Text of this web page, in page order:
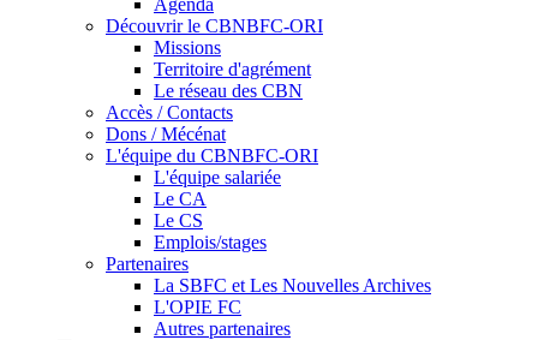
Découvrir le CBNBFC-ORI
Missions
Territoire d'agrément
Le réseau des CBN
Accès / Contacts
Dons / Mécénat
L'équipe du CBNBFC-ORI
L'équipe salariée
Le CA
Le CS
Emplois/stages
Partenaires
La SBFC et Les Nouvelles Archives
L'OPIE FC
Autres partenaires